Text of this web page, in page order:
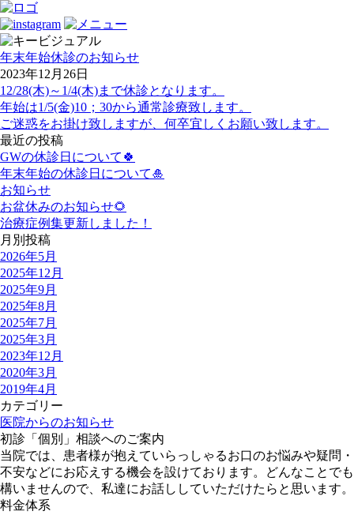
年末年始休診のお知らせ
2023年12月26日
12/28(木)～1/4(木)まで休診となります。
年始は1/5(金)10；30から通常診療致します。
ご迷惑をお掛け致しますが、何卒宜しくお願い致します。
最近の投稿
GWの休診日について🍀
年末年始の休診日について🎍
お知らせ
お盆休みのお知らせ🌻
治療症例集更新しました！
月別投稿
2026年5月
2025年12月
2025年9月
2025年8月
2025年7月
2025年3月
2023年12月
2020年3月
2019年4月
カテゴリー
医院からのお知らせ
初診「個別」相談へのご案内
当院では、患者様が抱えていらっしゃるお口のお悩みや疑問・
不安などにお応えする機会を設けております。どんなことでも
構いませんので、私達にお話ししていただけたらと思います。
料金体系